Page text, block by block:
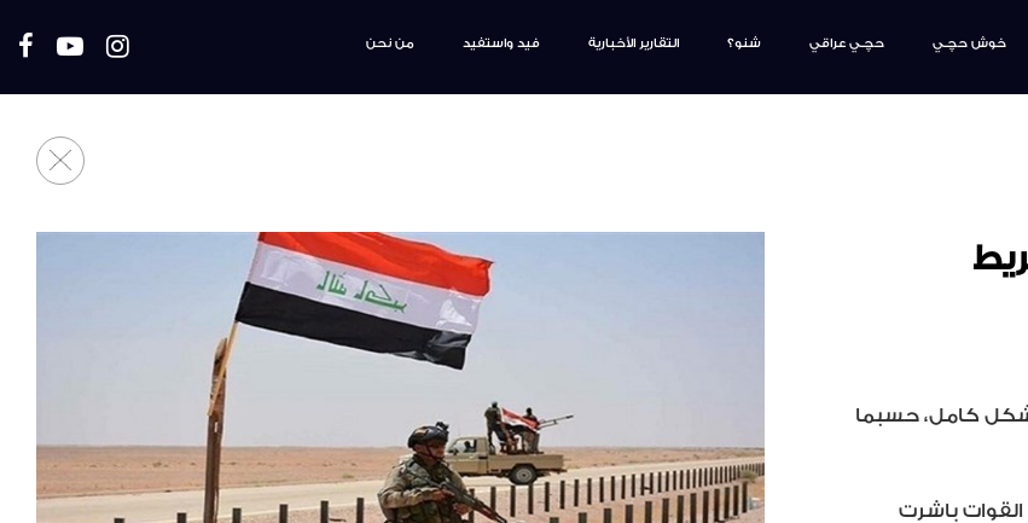
خوش حچـي حچـي عراقي شنو؟ التقارير الأخبارية فيد واستفيد من نحن
كامل، حسبما
باشرت